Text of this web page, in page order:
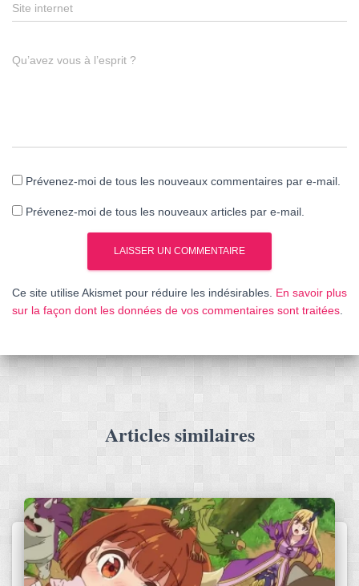
Site internet
Qu’avez vous à l’esprit ?
Prévenez-moi de tous les nouveaux commentaires par e-mail.
Prévenez-moi de tous les nouveaux articles par e-mail.
Ce site utilise Akismet pour réduire les indésirables. En savoir plus
sur la façon dont les données de vos commentaires sont traitées
Articles similaires